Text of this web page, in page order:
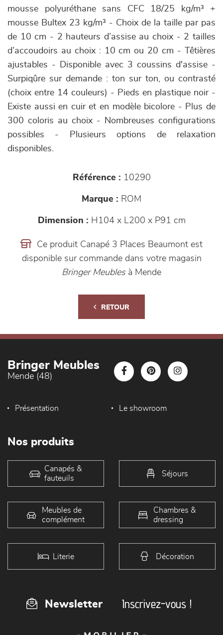
mousse polyuréthane sans CFC 18/25 kg/m³ +
mousse Bultex 23 kg/m³ - Choix de la taille par pas
de 10 cm - 2 hauteurs d’assise au choix - 2 tailles
d’accoudoirs au choix : 10 cm ou 20 cm - Têtières
ajustables - Disponible avec 3 coussins d'assise -
Surpiqûre sur demande : ton sur ton, ou contrasté
(choix entre 14 couleurs) - Pieds en plastique noir -
Existe aussi en cuir et en modèle bicolore - Plus de
300 coloris au choix - Nombreuses configurations
possibles - Plusieurs options de relaxation
disponibles.
Référence : 10290
Marque : ROM
Dimension : H104 x L200 x P91 cm
Ce produit Canapé 3 Places Beaumont est
disponible sur commande dans votre magasin
Bringer Meublesà Mende
RETOUR
Bringer Meubles
Mende (48)
Présentation Le showroom
Nos produits
Canapés &
fauteuils
Séjours
Meubles de
complément
Chambres &
dressing
Literie Décoration
Newsletter Inscrivez-vous !